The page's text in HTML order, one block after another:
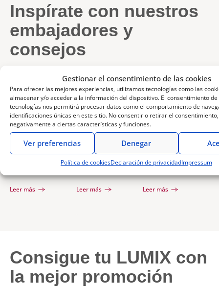
Gestionar el consentimiento de las cookies
Para ofrecer las mejores experiencias, utilizamos tecnologías como las
almacenar y/o acceder a la información del dispositivo. El consentimiento de
tecnologías nos permitirá procesar datos como el comportamiento de
identificaciones únicas en este sitio. No consentir o retirar el
negativamente a ciertas características y funciones.
Denegar
Ver preferencias
Política de cookiesDeclaración de privacidadImpressum
Inspírate con nuestros
embajadores y
consejos
Creatividad
infinita con las
de grabación
de la LUMIX
Leer más
16 de enero de 2022
Los accesorios
imprescindibles
grabación de
vídeo
Leer más
10 de enero de 2022
Actualización
de firmware
S1H: Descubre
con Pedro
Leer más
15 de abril de 2021
Consigue tu LUMIX con
la mejor promoción